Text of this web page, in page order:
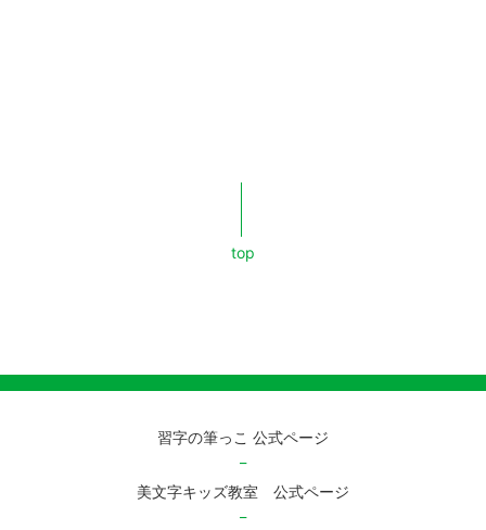
top
習字の筆っこ 公式ページ
美文字キッズ教室 公式ページ